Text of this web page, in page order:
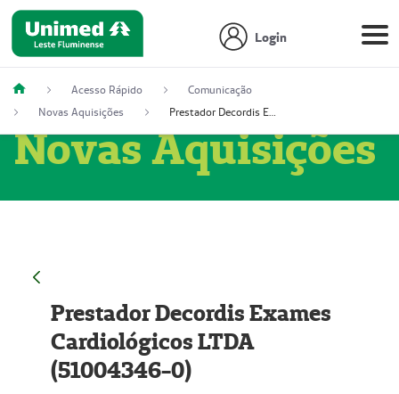
Login
Acesso Rápido
Comunicação
Novas Aquisições
Prestador Decordis Exames Cardiológicos LTDA (51004346-0)
Novas Aquisições
Prestador Decordis Exames
Cardiológicos LTDA
(51004346-0)